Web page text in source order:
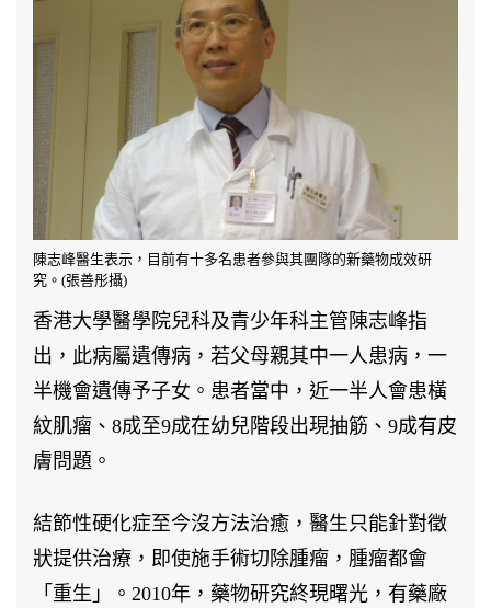
陳志峰醫生表示，目前有十多名患者參與其團隊的新藥物成效研
究。(張善彤攝)
香港大學醫學院兒科及青少年科主管陳志峰指
出，此病屬遺傳病，若父母親其中一人患病，一
半機會遺傳予子女。患者當中，近一半人會患橫
紋肌瘤、8成至9成在幼兒階段出現抽筋、9成有皮
膚問題。
結節性硬化症至今沒方法治癒，醫生只能針對徵
狀提供治療，即使施手術切除腫瘤，腫瘤都會
「重生」。2010年，藥物研究終現曙光，有藥廠